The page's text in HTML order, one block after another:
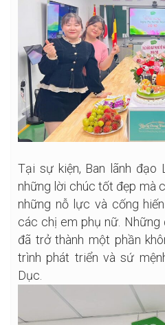
Tại sự kiện, Ban lãnh đạo
những lời chúc tốt đẹp mà
những nỗ lực và cống
các chị em phụ nữ. Những
đã trở thành một phần
trình phát triển và sứ
Dục.